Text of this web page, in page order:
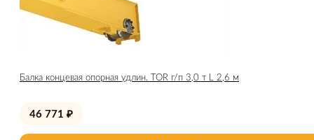
Балка концевая опорная удлин. TOR г/п 3,0 т L 2,6 м
46 771 ₽